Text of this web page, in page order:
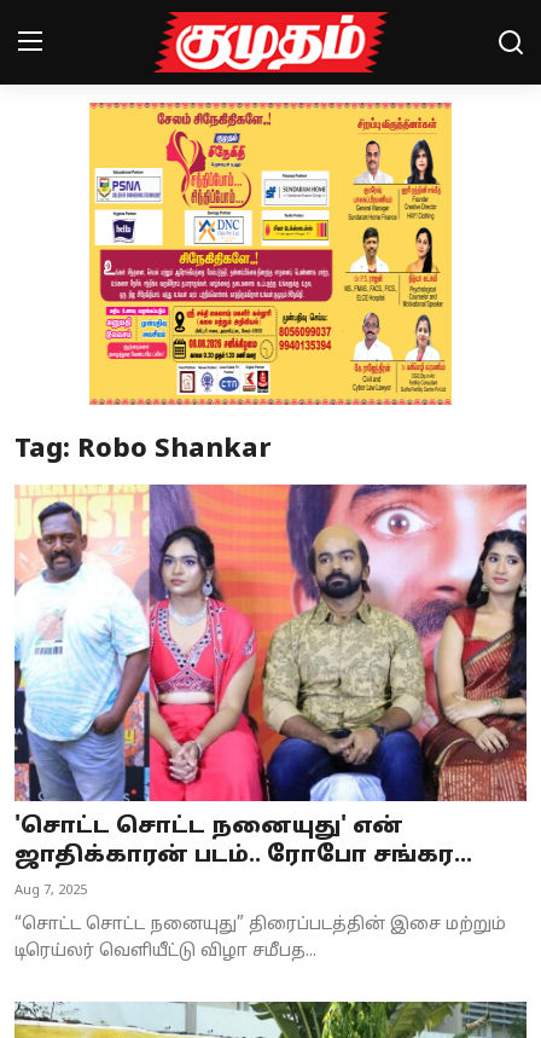
Magazines
Special Story
Business
Crime
Tamilnadu
National
World
Astrology
Spirituality
Weather
Politics
Tag: Robo Shankar
'சொட்ட சொட்ட நனையுது' என்
ஜாதிக்காரன் படம்.. ரோபோ சங்கர...
Aug 7, 2025
“சொட்ட சொட்ட நனையுது” திரைப்படத்தின் இசை மற்றும்
டிரெய்லர் வெளியீட்டு விழா சமீபத...